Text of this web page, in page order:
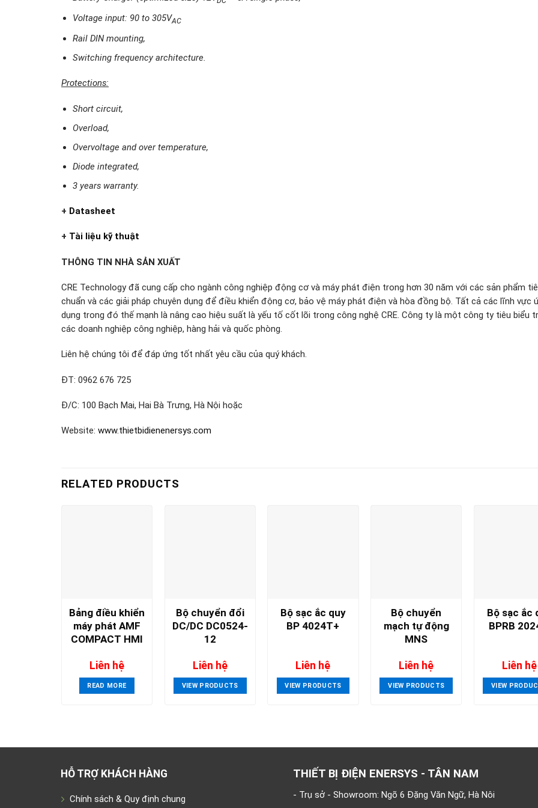
Voltage input: 90 to 305VAC
Rail DIN mounting,
Switching frequency architecture.
Protections:
Short circuit,
Overload,
Overvoltage and over temperature,
Diode integrated,
3 years warranty.
+ Datasheet
+ Tài liệu kỹ thuật
THÔNG TIN NHÀ SẢN XUẤT
CRE Technology đã cung cấp cho ngành công nghiệp động cơ và máy phát điện trong hơn 30 năm với các sản phẩm
chuẩn và các giải pháp chuyên dụng để điều khiển động cơ, bảo vệ máy phát điện và hòa đồng bộ. Tất cả các lĩnh vực
dụng trong đó thế mạnh là nâng cao hiệu suất là yếu tố cốt lõi trong công nghệ CRE. Công ty là một công ty tiêu biểu
các doanh nghiệp công nghiệp, hàng hải và quốc phòng.
Liên hệ chúng tôi để đáp ứng tốt nhất yêu cầu của quý khách.
ĐT: 0962 676 725
Đ/C: 100 Bạch Mai, Hai Bà Trưng, Hà Nội hoặc
Website: www.thietbidienenersys.com
RELATED PRODUCTS
Bảng điều khiển
máy phát AMF
COMPACT HMI
Liên hệ
READ MORE
Bộ chuyển đổi
DC/DC DC0524-
12
Liên hệ
VIEW PRODUCTS
Bộ sạc ắc quy
BP 4024T+
Liên hệ
VIEW PRODUCTS
Bộ chuyển
mạch tự động
MNS
Liên hệ
VIEW PRODUCTS
Bộ sạc ắc
BPRB
Liên hệ
VIEW
HỖ TRỢ KHÁCH HÀNG
Chính sách & Quy định chung
THIẾT BỊ ĐIỆN ENERSYS - TÂN NAM
- Trụ sở - Showroom: Ngõ 6 Đặng Văn Ngữ, Hà Nôi